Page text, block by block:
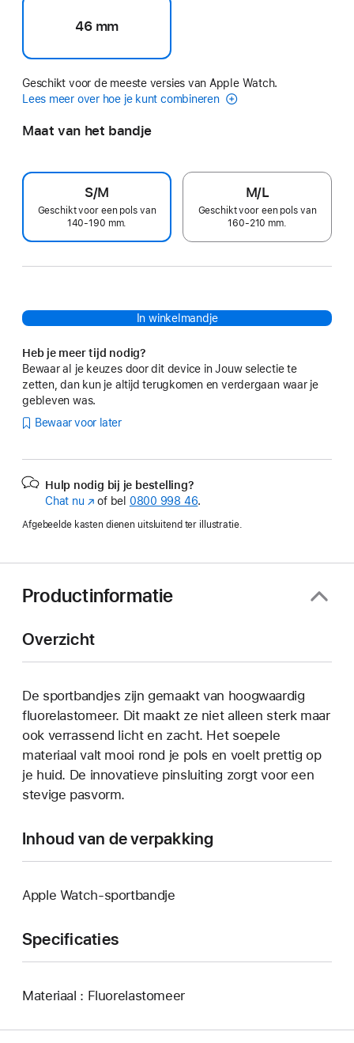
46 mm
Geschikt voor de meeste versies van Apple Watch.
Lees meer over hoe je kunt combineren
Maat van het bandje
S/M
Geschikt voor een pols van
140-190 mm.
M/L
Geschikt voor een pols van
160-210 mm.
In winkelmandje
Heb je meer tijd nodig?
Bewaar al je keuzes door dit device in Jouw selectie te
zetten, dan kun je altijd terugkomen en verdergaan waar je
gebleven was.
Bewaar voor later
Hulp nodig bij je bestelling?
Chat nu (Wordt
nieuw
geopend)
of bel 0800 998 46.
Afgebeelde kasten dienen uitsluitend ter illustratie.
Productinformatie
Overzicht
De sportbandjes zijn gemaakt van hoogwaardig
fluorelastomeer. Dit maakt ze niet alleen sterk maar
ook verrassend licht en zacht. Het soepele
materiaal valt mooi rond je pols en voelt prettig op
je huid. De innovatieve pinsluiting zorgt voor een
stevige pasvorm.
Inhoud van de verpakking
Apple Watch-sportbandje
Specificaties
Materiaal : Fluorelastomeer